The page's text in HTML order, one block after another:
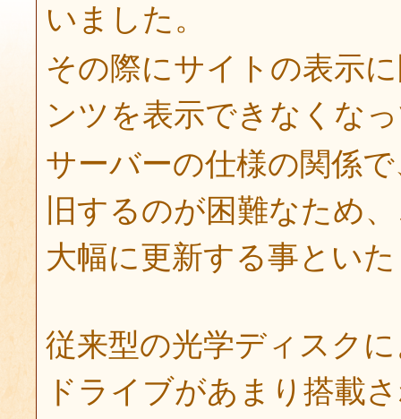
いました。
その際にサイトの表示
ンツを表示できなくな
サーバーの仕様の関係
旧するのが困難なため
大幅に更新する事とい
従来型の光学ディスク
ドライブがあまり搭載